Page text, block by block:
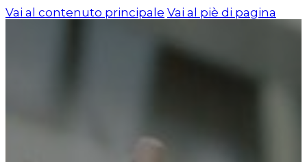
Vai al contenuto principale Vai al piè di pagina